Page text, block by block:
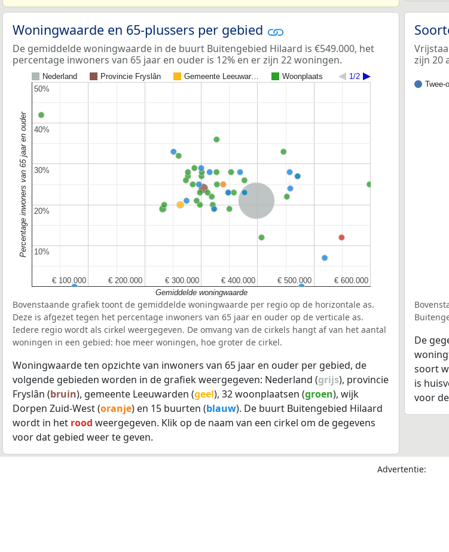
Woningwaarde en 65-plussers per gebied
De gemiddelde woningwaarde in de buurt Buitengebied Hilaard is €549.000, het
percentage inwoners van 65 jaar en ouder is 12% en er zijn 22 woningen.
Nederland Provincie Fryslân Gemeente Leeuwar… Woonplaats 1/2
€ 100.000
€ 100.000 € 200.000
€ 200.000 € 300.000
€ 300.000 € 400.000
€ 400.000 € 500.000
€ 500.000 € 600.000
€ 600.000
10%
10%
20%
20%
30%
30%
40%
40%
50%
50%
Gemiddelde woningwaarde
Percentage inwoners van 65 jaar en ouder
Bovenstaande grafiek toont de gemiddelde woningwaarde per regio op de horizontale as.
Deze is afgezet tegen het percentage inwoners van 65 jaar en ouder op de verticale as.
Iedere regio wordt als cirkel weergegeven. De omvang van de cirkels hangt af van het aantal
woningen in een gebied: hoe meer woningen, hoe groter de cirkel.
Woningwaarde ten opzichte van inwoners van 65 jaar en ouder per gebied, de
volgende gebieden worden in de grafiek weergegeven: Nederland (grijs), provincie
Fryslân (bruin), gemeente Leeuwarden (geel), 32 woonplaatsen (groen), wijk
Dorpen Zuid-West (oranje) en 15 buurten (blauw). De buurt Buitengebied Hilaard
wordt in het rood weergegeven. Klik op de naam van een cirkel om de gegevens
voor dat gebied weer te geven.
zijn 20
Twee-
De
soort
is
voor
Advertentie: